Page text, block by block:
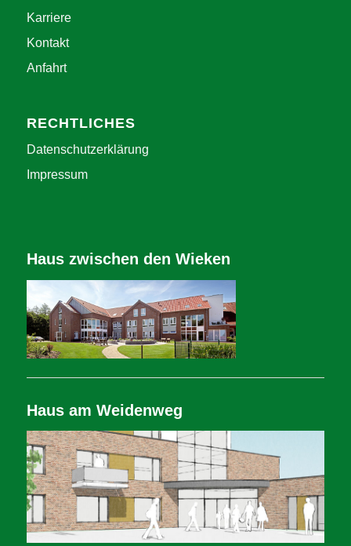
Karriere
Kontakt
Anfahrt
RECHTLICHES
Datenschutzerklärung
Impressum
Haus zwischen den Wieken
Haus am Weidenweg